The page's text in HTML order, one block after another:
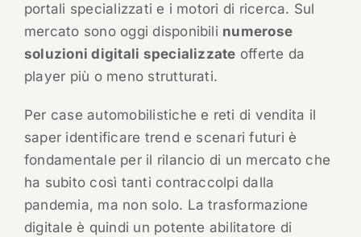
portali specializzati e i motori di ricerca. Sul
mercato sono oggi disponibili numerose
soluzioni digitali specializzate offerte da
player più o meno strutturati.
Per case automobilistiche e reti di vendita il
saper identificare trend e scenari futuri è
fondamentale per il rilancio di un mercato che
ha subito così tanti contraccolpi dalla
pandemia, ma non solo. La trasformazione
digitale è quindi un potente abilitatore di